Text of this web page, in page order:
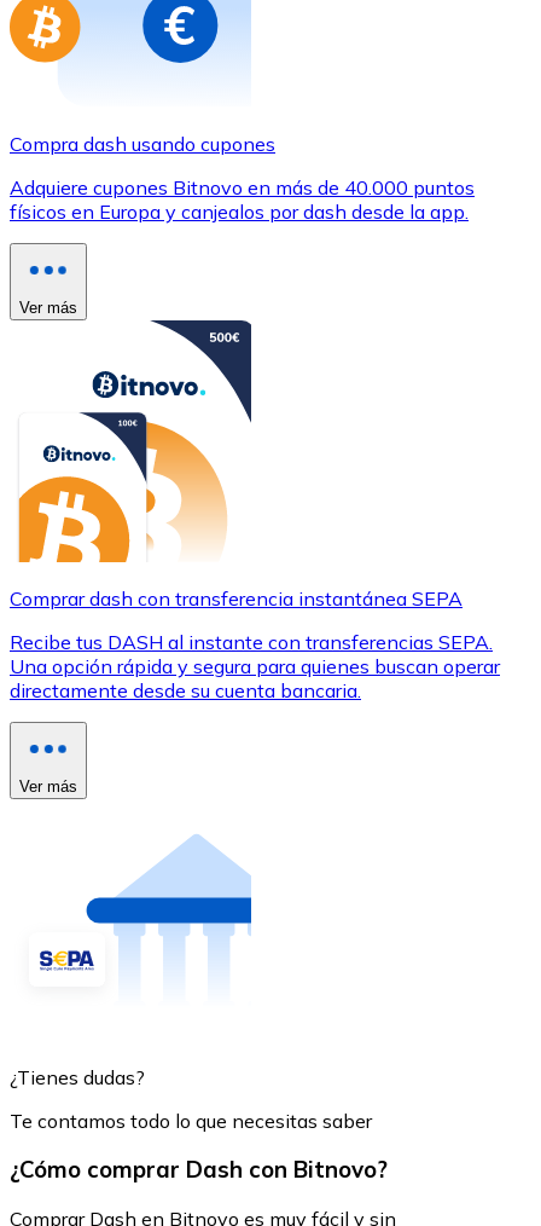
Compra dash usando cupones
Adquiere cupones Bitnovo en más de 40.000 puntos
físicos en Europa y canjealos por dash desde la app.
Ver más
Comprar dash con transferencia instantánea SEPA
Recibe tus DASH al instante con transferencias SEPA.
Una opción rápida y segura para quienes buscan operar
directamente desde su cuenta bancaria.
Ver más
¿Tienes dudas?
Te contamos todo lo que necesitas saber
¿Cómo comprar Dash con Bitnovo?
Comprar Dash en Bitnovo es muy fácil y sin